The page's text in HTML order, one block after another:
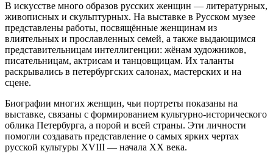
В искусстве много образов русских женщин — литературных,
живописных и скульптурных. На выставке в Русском музее
представлены работы, посвящённые женщинам из
влиятельных и прославленных семей, а также выдающимся
представительницам интеллигенции: жёнам художников,
писательницам, актрисам и танцовщицам. Их таланты
раскрывались в петербургских салонах, мастерских и на
сцене.
Биографии многих женщин, чьи портреты показаны на
выставке, связаны с формированием культурно‑исторического
облика Петербурга, а порой и всей страны. Эти личности
помогли создавать представление о самых ярких чертах
русской культуры XVIII — начала XX века.